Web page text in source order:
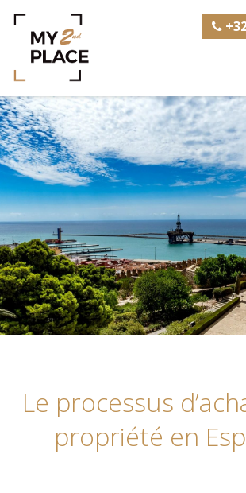
Le processus
propriété en